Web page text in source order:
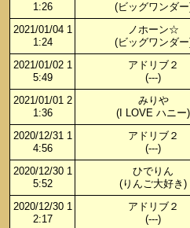
1:26
(ビッグワンダ
2021/01/04 1
1:24
ノホーン☆
(ビッグワンダ
2021/01/02 1
5:49
アドリブ２
(---)
2021/01/01 2
1:36
みりや
(I LOVE ハニー)
2020/12/31 1
4:56
アドリブ２
(---)
2020/12/30 1
5:52
ひでりん
(りんご大好き)
2020/12/30 1
2:17
アドリブ２
(---)